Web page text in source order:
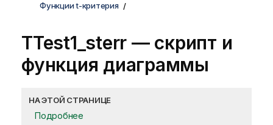
Функции t-критерия
TTest1_sterr — скрипт и
функция диаграммы
НА ЭТОЙ СТРАНИЦЕ
Подробнее